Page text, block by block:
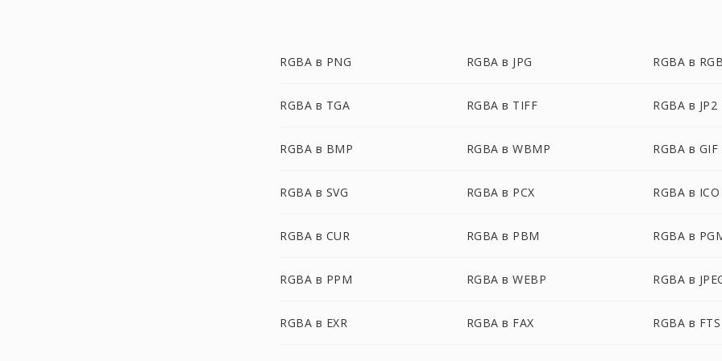
RGBA в PNG RGBA в JPG RGBA в RGB
RGBA в TGA RGBA в TIFF RGBA в JP2
RGBA в BMP RGBA в WBMP RGBA в GIF
RGBA в SVG RGBA в PCX RGBA в ICO
RGBA в CUR RGBA в PBM RGBA в
RGBA в PPM RGBA в WEBP RGBA в
RGBA в EXR RGBA в FAX RGBA в FTS